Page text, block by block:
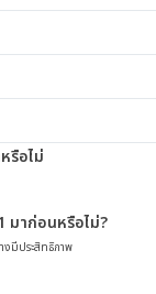
รือไม่
มาก่อนหรือไม่?
มีประสิทธิภาพ